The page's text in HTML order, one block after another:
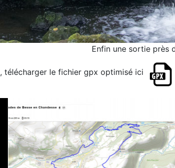
Enfin une sortie près
, télécharger le fichier gpx optimisé ici